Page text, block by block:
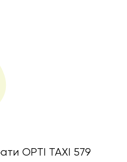
OPTI TAXI 579